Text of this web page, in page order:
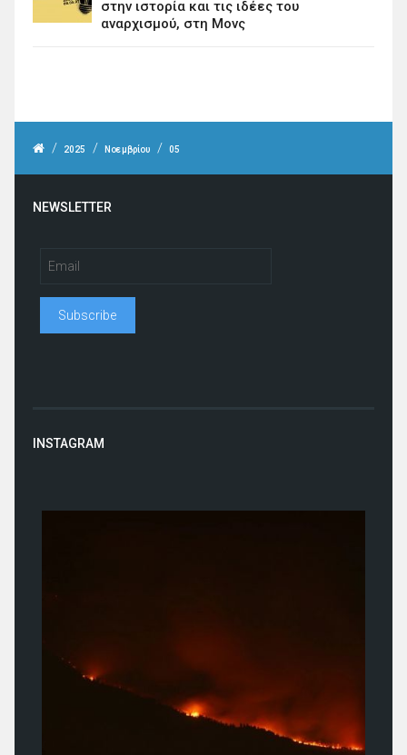
στην ιστορία και τις ιδέες του
αναρχισμού, στη Μονς
/ 2025 / Νοεμβρίου / 05
NEWSLETTER
INSTAGRAM